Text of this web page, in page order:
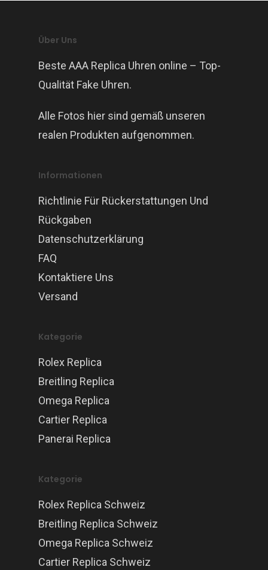
Über Uns
Beste AAA Replica Uhren online – Top-
Qualität Fake Uhren.
Alle Fotos hier sind gemäß unseren
realen Produkten aufgenommen.
Informationen
Richtlinie Für Rückerstattungen Und
Rückgaben
Datenschutzerklärung
FAQ
Kontaktiere Uns
Versand
Kategorie
Rolex Replica
Breitling Replica
Omega Replica
Cartier Replica
Panerai Replica
Kategorie
Rolex Replica Schweiz
Breitling Replica Schweiz
Omega Replica Schweiz
Cartier Replica Schweiz